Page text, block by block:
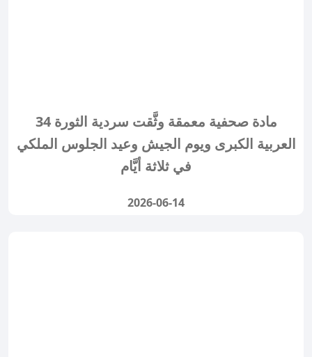
34 مادة صحفية معمقة وثَّقت سردية الثورة
العربية الكبرى ويوم الجيش وعيد الجلوس الملكي
في ثلاثة أيَّام
2026-06-14